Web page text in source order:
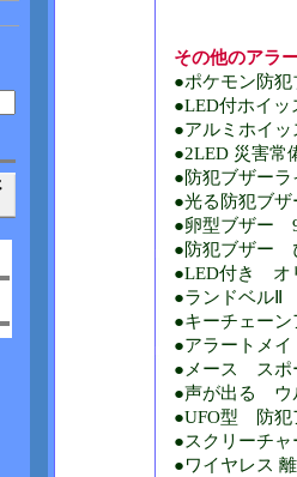
その他のアラ
●ポケモン防
●LED付ホイ
●アルミホイ
●2LED 災害
●防犯ブザー
●光る防犯ブ
●卵型ブザー
●防犯ブザー
●LED付き オ
●ランドベルⅡ
●キーチェー
●アラートメ
●メース スポ
●声が出る ウ
●UFO型 防犯
●スクリーチ
●ワイヤレス